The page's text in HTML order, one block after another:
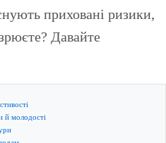
приховані ризики,
Давайте
й молодості